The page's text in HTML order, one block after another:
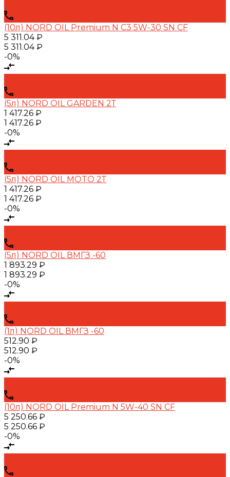
(10л) NORD OIL Premium N C3 5W-30 SN CF
5 311.04 ₽
5 311.04 ₽
-0%
(5л) NORD OIL GARDEN 2Т
1 417.26 ₽
1 417.26 ₽
-0%
(5л) NORD OIL MOTO 2Т
1 417.26 ₽
1 417.26 ₽
-0%
(5л) NORD OIL ВМГЗ -60
1 893.29 ₽
1 893.29 ₽
-0%
(1л) NORD OIL ВМГЗ -60
512.90 ₽
512.90 ₽
-0%
(10л) NORD OIL Premium N 5W-40 SN CF
5 250.66 ₽
5 250.66 ₽
-0%